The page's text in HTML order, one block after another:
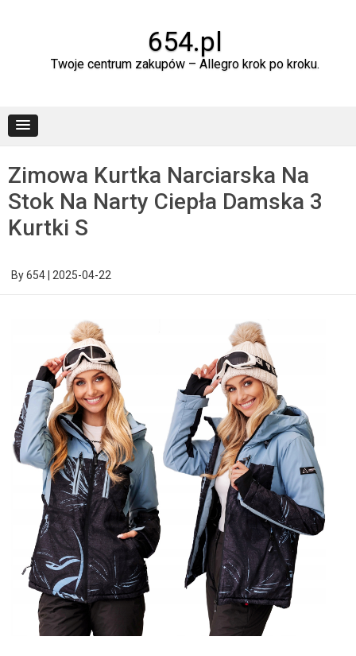
654.pl
Twoje centrum zakupów – Allegro krok po kroku.
Zimowa Kurtka Narciarska Na
Stok Na Narty Ciepła Damska 3
Kurtki S
By654 2025-04-22